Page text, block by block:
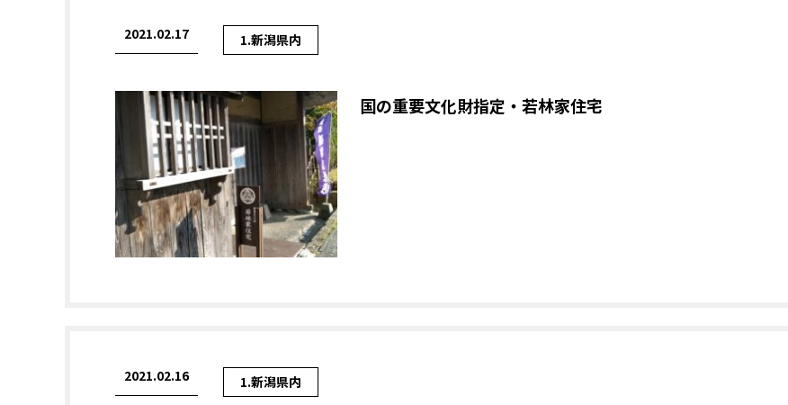
2021.02.17 1.新潟県内
国の重要文化財指定・若林家住宅
2021.02.16 1.新潟県内